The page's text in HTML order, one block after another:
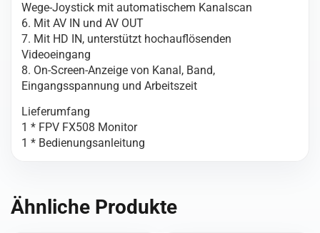
Wege-Joystick mit automatischem Kanalscan
6. Mit AV IN und AV OUT
7. Mit HD IN, unterstützt hochauflösenden
Videoeingang
8. On-Screen-Anzeige von Kanal, Band,
Eingangsspannung und Arbeitszeit
Lieferumfang
1 * FPV FX508 Monitor
1 * Bedienungsanleitung
Ähnliche Produkte